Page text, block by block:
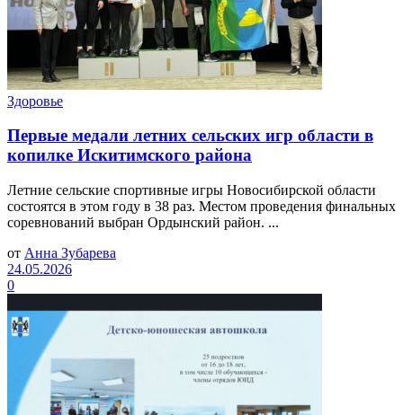
Здоровье
Первые медали летних сельских игр области в
копилке Искитимского района
Летние сельские спортивные игры Новосибирской области
состоятся в этом году в 38 раз. Местом проведения финальных
соревнований выбран Ордынский район. ...
от Анна Зубарева
24.05.2026
0